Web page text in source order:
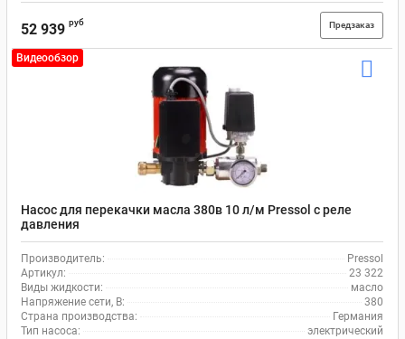
52 939 руб Предзаказ
Видеообзор
Насос для перекачки масла 380в 10 л/м Pressol с реле
давления
Производитель:
Pressol
Артикул:
23 322
Виды жидкости:
масло
Напряжение сети, В:
380
Страна производства:
Германия
Тип насоса:
электрический